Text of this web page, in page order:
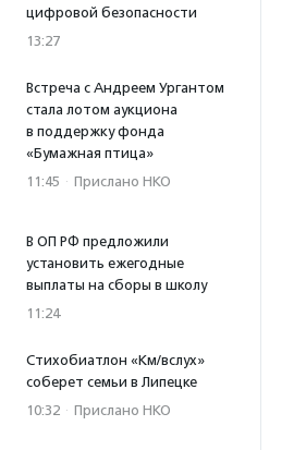
цифровой безопасности
13:27
Встреча с Андреем Ургантом
стала лотом аукциона
в поддержку фонда
«Бумажная птица»
11:45 · Прислано НКО
В ОП РФ предложили
установить ежегодные
выплаты на сборы в школу
11:24
Стихобиатлон «Км/вслух»
соберет семьи в Липецке
10:32 · Прислано НКО